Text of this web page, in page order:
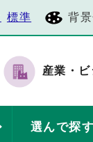
標準 背
産業・ビ
選んで探す